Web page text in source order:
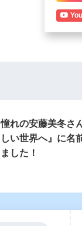
憧れの安藤美冬さ
しい世界へ』に名
ました！